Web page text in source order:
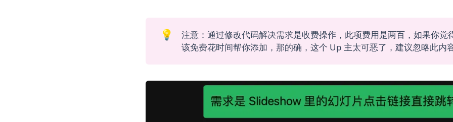
💡
注意：通过修改代码解决需求是收费操作，此项费用是两百，如果你觉
该免费花时间帮你添加，那的确，这个 Up 主太可恶了，建议忽略此内